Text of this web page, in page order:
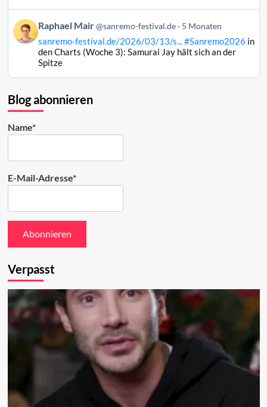
Bluesky
ansehen
Beitrag
von
Raphael
ansehen
Raphael Mair @sanremo-festival.de 5 Monaten
sanremo-festival.de/2026/03/13/s...#Sanremo2026 in
den Charts (Woche 3): Samurai Jay hält sich an der
Spitze
Blog abonnieren
Name*
E-Mail-Adresse*
Verpasst